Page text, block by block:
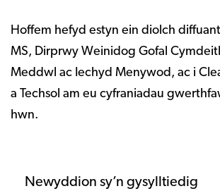
Hoffem hefyd estyn ein diolch
MS, Dirprwy Weinidog Gofal
Meddwl ac Iechyd Menywod, ac i
a Techsol am eu cyfraniadau
hwn.
Newyddion sy’n gysylltiedig